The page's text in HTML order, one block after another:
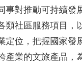
對推動可持續發
社區服務項目，
位，把握國家
業的文旅產品，